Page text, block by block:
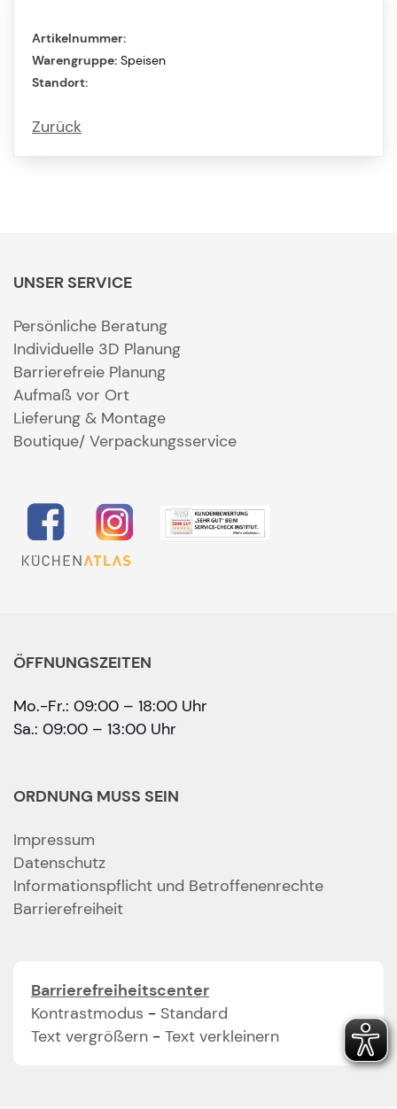
Artikelnummer:
Warengruppe: Speisen
Standort:
Zurück
UNSER SERVICE
Persönliche Beratung
Individuelle 3D Planung
Barrierefreie Planung
Aufmaß vor Ort
Lieferung & Montage
Boutique/ Verpackungsservice
ÖFFNUNGSZEITEN
Mo.-Fr.: 09:00 – 18:00 Uhr
Sa.: 09:00 – 13:00 Uhr
ORDNUNG MUSS SEIN
Impressum
Datenschutz
Informationspflicht und Betroffenenrechte
Barrierefreiheit
Barrierefreiheitscenter
Kontrastmodus - Standard
Text vergrößern - Text verkleinern